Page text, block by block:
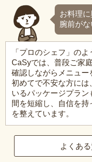
お料理
腕前が
「プロのシェフ」の
CaSyでは、普段ご家
確認しながらメニュー
初めてで不安な方には
いるパッケージプラ
間を短縮し、自信を
を整えています。
よくあ